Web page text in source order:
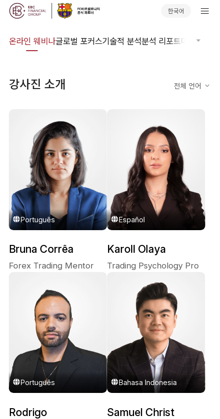
한국어
온라인 웨비나글로벌 포커스기술적 분석분석 리포트마켓 저널
강사진 소개 전체 언어
Português
Bruna Corrêa
Forex Trading Mentor
Español
Karoll Olaya
Trading Psychology Pro
Português
Rodrigo
Bahasa Indonesia
Samuel Christ